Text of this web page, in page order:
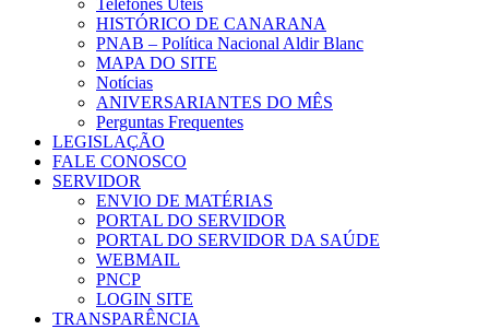
Telefones Úteis
HISTÓRICO DE CANARANA
PNAB – Política Nacional Aldir Blanc
MAPA DO SITE
Notícias
ANIVERSARIANTES DO MÊS
Perguntas Frequentes
LEGISLAÇÃO
FALE CONOSCO
SERVIDOR
ENVIO DE MATÉRIAS
PORTAL DO SERVIDOR
PORTAL DO SERVIDOR DA SAÚDE
WEBMAIL
PNCP
LOGIN SITE
TRANSPARÊNCIA